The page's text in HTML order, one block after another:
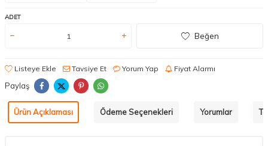
ADET
Beğen
Listeye Ekle Tavsiye Et Yorum Yap Fiyat Alarmı
Paylaş
Ürün Açıklaması Ödeme Seçenekleri Yorumlar